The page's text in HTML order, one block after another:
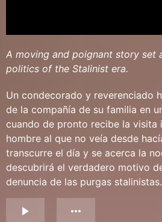
A moving and poignant story set
politics of the Stalinist era.
Un condecorado y reverenciado
de la compañía de su familia en
cuando de pronto recibe la visita
hombre al que no veía desde
transcurre el día y se acerca la
descubrirá el verdadero motivo
denuncia de las purgas stalinistas.